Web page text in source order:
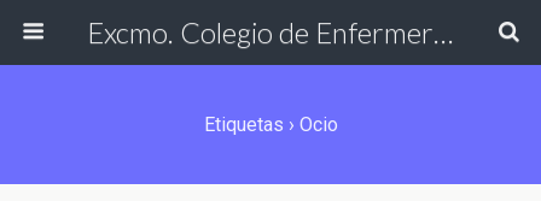
Excmo. Colegio de Enfermería de Cádiz
Etiquetas › Ocio